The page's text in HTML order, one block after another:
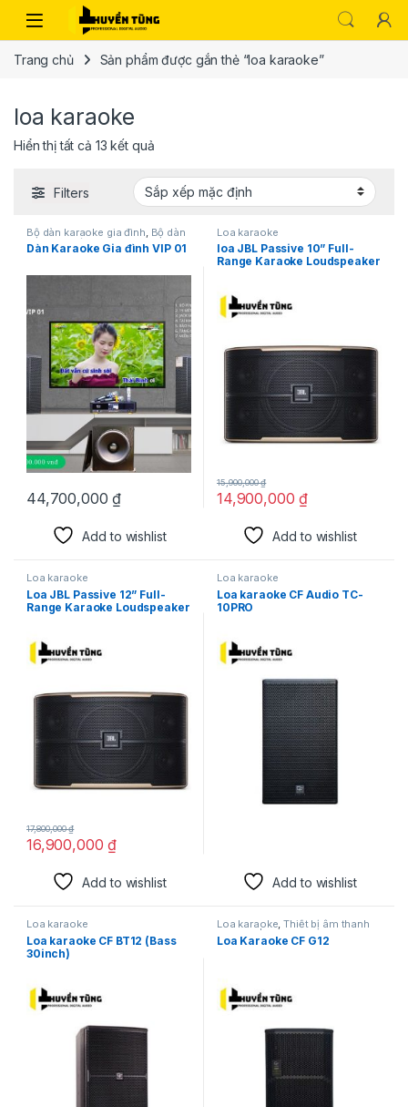
Trang chủ Sản phẩm được gắn thẻ “loa karaoke”
loa karaoke
Hiển thị tất cả 13 kết quả
Filters
Bộ dàn karaoke gia đình Bộ dàn
karaoke siêu hot
Dàn Karaoke Gia đình VIP 01
44,700,000₫
Add to wishlist
Loa karaoke
loa JBL Passive 10” Full-
Range Karaoke Loudspeaker
14,900,000₫
15,900,000₫
Add to wishlist
Loa karaoke
Loa JBL Passive 12” Full-
Range Karaoke Loudspeaker
16,900,000₫
17,800,000₫
Add to wishlist
Loa karaoke
Loa karaoke CF Audio TC-
10PRO
Add to wishlist
Loa karaoke
Loa karaoke CF BT12 (Bass
30inch)
Loa karaoke,Thiết bị âm thanh
karaoke | KTV
Loa Karaoke CF G12